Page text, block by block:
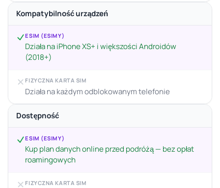
Kompatybilność urządzeń
ESIM (ESIMY)
Działa na iPhone XS+ i większości Androidów
(2018+)
FIZYCZNA KARTA SIM
Działa na każdym odblokowanym telefonie
Dostępność
ESIM (ESIMY)
Kup plan danych online przed podróżą — bez opłat
roamingowych
FIZYCZNA KARTA SIM